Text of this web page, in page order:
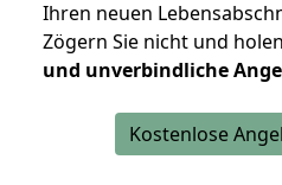
Ihren neuen
Zögern Sie nicht und
und unverbindliche
Kostenlose